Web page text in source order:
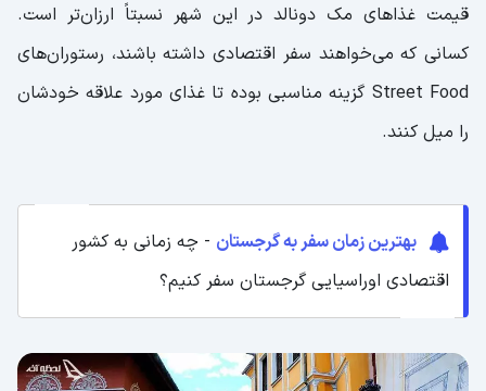
قیمت غذاهای مک دونالد در این شهر نسبتاً ارزان‌تر است.
کسانی که می‌خواهند سفر اقتصادی داشته باشند، رستوران‌های
Street Food گزینه مناسبی بوده تا غذای مورد علاقه خودشان
را میل کنند.
بهترین زمان سفر به گرجستان - چه زمانی به کشور
اقتصادی اوراسیایی گرجستان سفر کنیم؟